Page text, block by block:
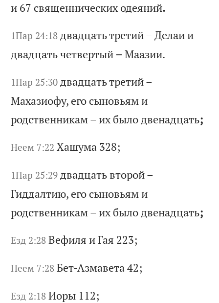
и 67 священническиходеяний.
1Пар 24:18 двадцатьтретий–Делаи и
двадцатьчетвертый– Маазии.
1Пар 25:30 двадцатьтретий–
Махазиофу, его сыновьям и
родственникам– ихбылодвенадцать;
Неем 7:22 Хашума 328;
1Пар 25:29 двадцать второй–
Гиддалтию, его сыновьям и
родственникам– ихбылодвенадцать;
Езд 2:28 Вефиля иГая 223;
Неем 7:28 Бет-Азмавета42;
Езд 2:18 Иоры 112;